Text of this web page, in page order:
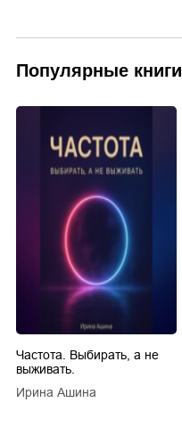
Популярные книги
Частота. Выбирать, а не
выживать.
Ирина Ашина